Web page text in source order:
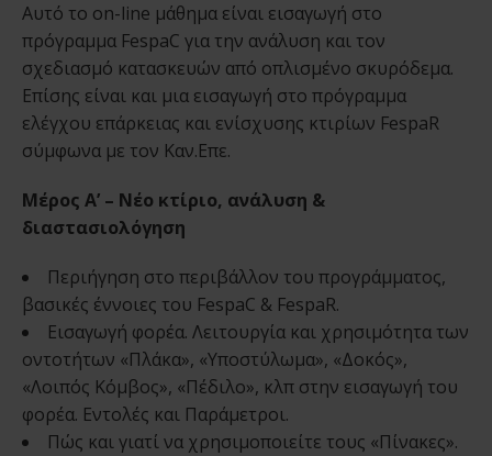
Αυτό το on-line μάθημα είναι εισαγωγή στο
πρόγραμμα FespaC για την ανάλυση και τον
σχεδιασμό κατασκευών από οπλισμένο σκυρόδεμα.
Επίσης είναι και μια εισαγωγή στο πρόγραμμα
ελέγχου επάρκειας και ενίσχυσης κτιρίων FespaR
σύμφωνα με τον Καν.Επε.
Μέρος A’ – Νέο κτίριο, ανάλυση &
διαστασιολόγηση
Περιήγηση στο περιβάλλον του προγράμματος,
βασικές έννοιες του FespaC & FespaR.
Εισαγωγή φορέα. Λειτουργία και χρησιμότητα των
οντοτήτων «Πλάκα», «Υποστύλωμα», «Δοκός»,
«Λοιπός Κόμβος», «Πέδιλο», κλπ στην εισαγωγή του
φορέα. Εντολές και Παράμετροι.
Πώς και γιατί να χρησιμοποιείτε τους «Πίνακες».